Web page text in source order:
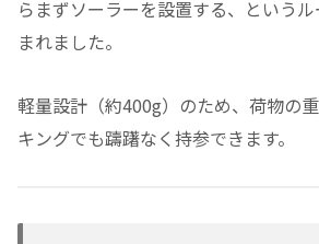
らまずソーラーを設置する、という
まれました。
軽量設計（約400g）のため、荷物の
キングでも躊躇なく持参できます。